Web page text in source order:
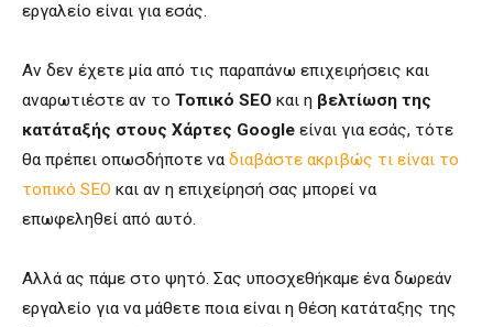
εργαλείο είναι για εσάς.
Αν δεν έχετε μία από τις παραπάνω επιχειρήσεις και
αναρωτιέστε αν το Τοπικό SEO και η βελτίωση της
κατάταξής στους Χάρτες Google είναι για εσάς, τότε
θα πρέπει οπωσδήποτε να διαβάστε ακριβώς τι είναι το
τοπικό SEO και αν η επιχείρησή σας μπορεί να
επωφεληθεί από αυτό.
Αλλά ας πάμε στο ψητό. Σας υποσχεθήκαμε ένα δωρεάν
εργαλείο για να μάθετε ποια είναι η θέση κατάταξης της